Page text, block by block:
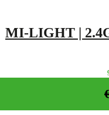
MI-LIGHT |